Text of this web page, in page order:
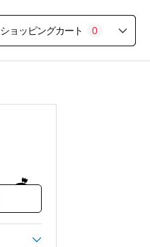
ショッピングカート 0